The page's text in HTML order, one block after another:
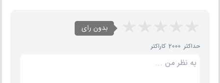
بدون رای
حداکثر 2000 کاراکتر